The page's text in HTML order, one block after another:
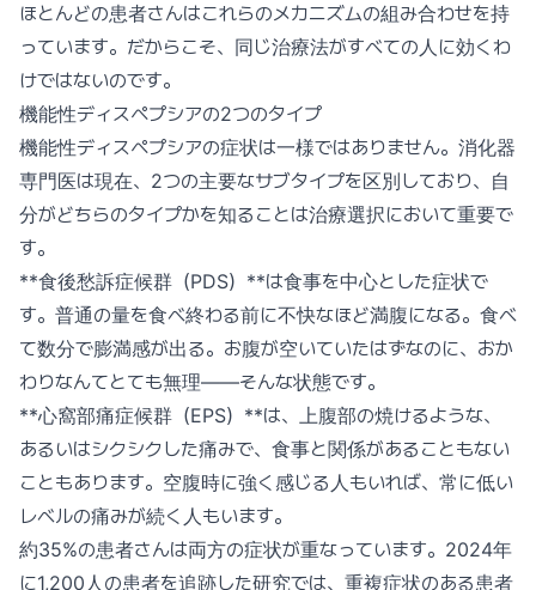
ほとんどの患者さんはこれらのメカニズムの組み合わせを持
っています。だからこそ、同じ治療法がすべての人に効くわ
けではないのです。
機能性ディスペプシアの2つのタイプ
機能性ディスペプシアの症状は一様ではありません。消化器
専門医は現在、2つの主要なサブタイプを区別しており、自
分がどちらのタイプかを知ることは治療選択において重要で
す。
**食後愁訴症候群（PDS）**は食事を中心とした症状で
す。普通の量を食べ終わる前に不快なほど満腹になる。食べ
て数分で膨満感が出る。お腹が空いていたはずなのに、おか
わりなんてとても無理——そんな状態です。
**心窩部痛症候群（EPS）**は、上腹部の焼けるような、
あるいはシクシクした痛みで、食事と関係があることもない
こともあります。空腹時に強く感じる人もいれば、常に低い
レベルの痛みが続く人もいます。
約35%の患者さんは両方の症状が重なっています。2024年
に1,200人の患者を追跡した研究では、重複症状のある患者